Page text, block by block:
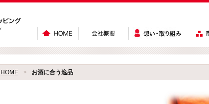
HOME > お酒に合う逸品